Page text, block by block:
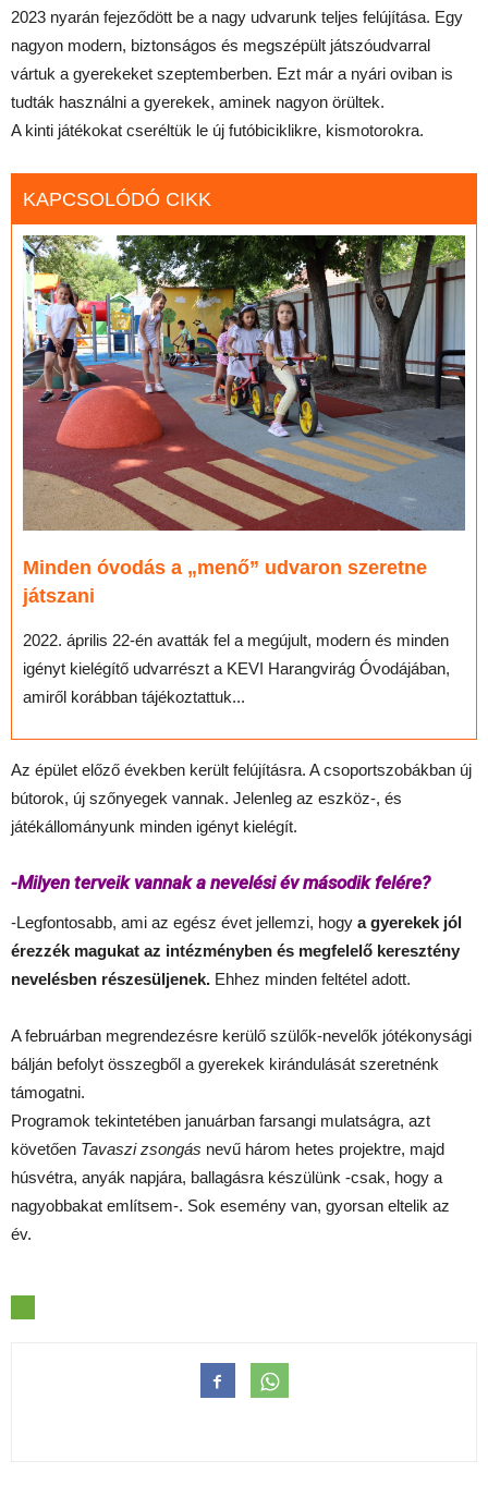
2023 nyarán fejeződött be a nagy udvarunk teljes felújítása. Egy
nagyon modern, biztonságos és megszépült játszóudvarral
vártuk a gyerekeket szeptemberben. Ezt már a nyári oviban is
tudták használni a gyerekek, aminek nagyon örültek.
A kinti játékokat cseréltük le új futóbiciklikre, kismotorokra.
KAPCSOLÓDÓ CIKK
Minden óvodás a „menő” udvaron szeretne
játszani
2022. április 22-én avatták fel a megújult, modern és minden
igényt kielégítő udvarrészt a KEVI Harangvirág Óvodájában,
amiről korábban tájékoztattuk...
Az épület előző években került felújításra. A csoportszobákban új
bútorok, új szőnyegek vannak. Jelenleg az eszköz-, és
játékállományunk minden igényt kielégít.
-Milyen terveik vannak a nevelési év második felére?
-Legfontosabb, ami az egész évet jellemzi, hogy a gyerekek jól
érezzék magukat az intézményben és megfelelő keresztény
nevelésben részesüljenek. Ehhez minden feltétel adott.
A februárban megrendezésre kerülő szülők-nevelők jótékonysági
bálján befolyt összegből a gyerekek kirándulását szeretnénk
támogatni.
Programok tekintetében januárban farsangi mulatságra, azt
követően Tavaszi zsongás nevű három hetes projektre, majd
húsvétra, anyák napjára, ballagásra készülünk -csak, hogy a
nagyobbakat említsem-. Sok esemény van, gyorsan eltelik az
év.